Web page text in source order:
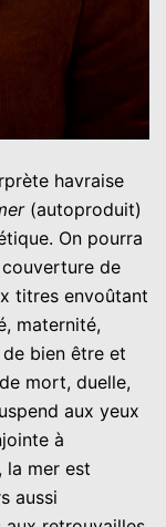
havraise
(autoproduit)
On pourra
de
titres envoûtant
maternité,
bien être et
mort, duelle,
aux yeux
à
la mer est
aussi